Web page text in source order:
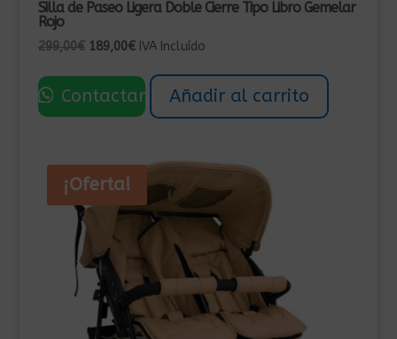
Silla de Paseo Ligera Doble Cierre Tipo Libro Gemelar
Rojo
299,00€ El
original
era:
189,00€El
actual
es:
IVA Incluído
Contactar Añadir al carrito
¡Oferta!